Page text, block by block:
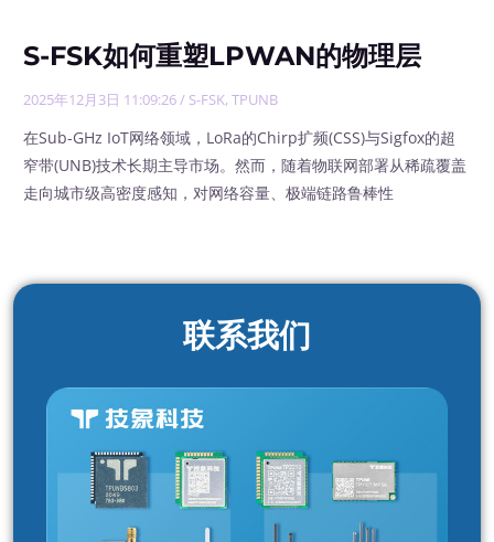
S-FSK如何重塑LPWAN的物理层
2025年12月3日 11:09:26/ S-FSK,TPUNB
在Sub-GHz IoT网络领域，LoRa的Chirp扩频(CSS)与Sigfox的超
窄带(UNB)技术长期主导市场。然而，随着物联网部署从稀疏覆盖
走向城市级高密度感知，对网络容量、极端链路鲁棒性
联系我们